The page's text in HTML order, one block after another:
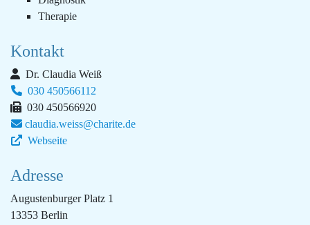
Therapie
Kontakt
Dr. Claudia Weiß
030 450566112
030 450566920
claudia.weiss@charite.de
Webseite
Adresse
Augustenburger Platz 1
13353 Berlin